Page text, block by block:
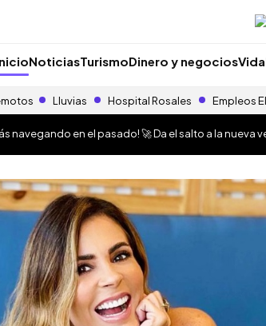
NoticiasTurismoDinero y negociosVida
Lluvias Hospital Rosales Empleos
navegando en el pasado! 🚀 Da el salto a la nueva